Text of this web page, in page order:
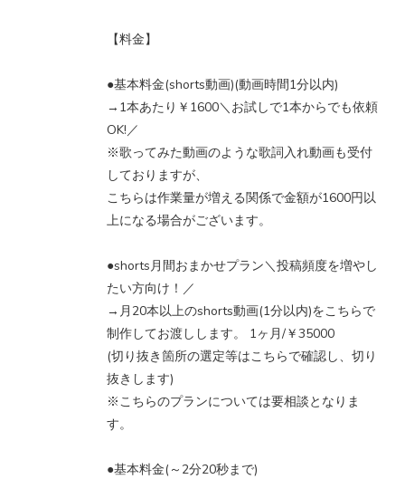
【料金】
●基本料金(shorts動画)(動画時間1分以内)
→1本あたり￥1600＼お試しで1本からでも依頼
OK!／
※歌ってみた動画のような歌詞入れ動画も受付
しておりますが、
こちらは作業量が増える関係で金額が1600円以
上になる場合がございます。
●shorts月間おまかせプラン＼投稿頻度を増やし
たい方向け！／
→月20本以上のshorts動画(1分以内)をこちらで
制作してお渡しします。 1ヶ月/￥35000
(切り抜き箇所の選定等はこちらで確認し、切り
抜きします)
※こちらのプランについては要相談となりま
す。
●基本料金(～2分20秒まで)